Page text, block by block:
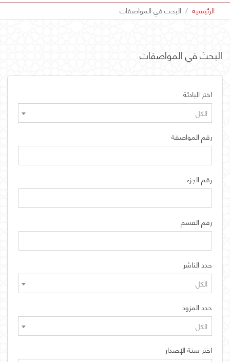
الرئيسية البحث في المواصفات
البحث في المواصفات
اختر البادئة
الكل
رقم المواصفة
رقم الجزء
رقم القسم
حدد الناشر
الكل
حدد المزود
الكل
اختر سنة الإصدار